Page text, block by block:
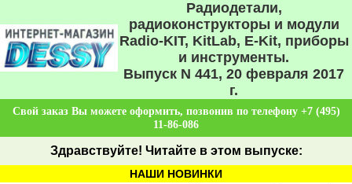
Радиодетали,
радиоконструкторы и модули
Radio-KIT, KitLab, E-Kit, приборы
и инструменты.
Выпуск N 441, 20 февраля 2017
г.
Свой заказ Вы можете оформить, позвонив по телефону +7 (495)
11-86-086
Здравствуйте! Читайте в этом выпуске:
НАШИ НОВИНКИ